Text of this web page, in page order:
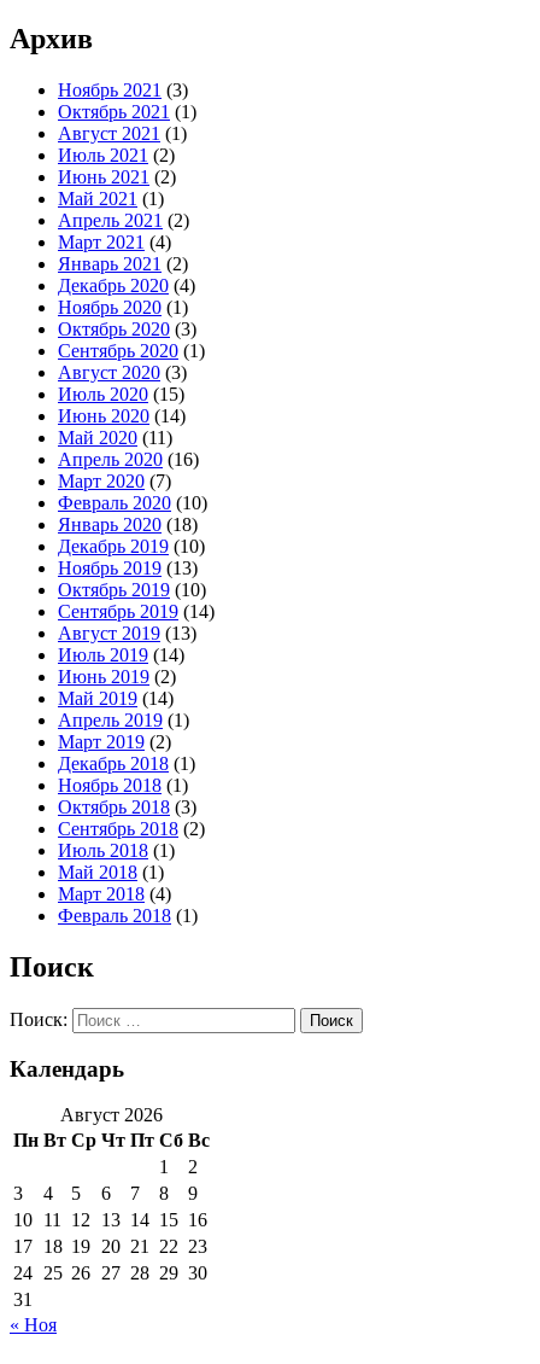
Архив
Ноябрь 2021 (3)
Октябрь 2021 (1)
Август 2021 (1)
Июль 2021 (2)
Июнь 2021 (2)
Май 2021 (1)
Апрель 2021 (2)
Март 2021 (4)
Январь 2021 (2)
Декабрь 2020 (4)
Ноябрь 2020 (1)
Октябрь 2020 (3)
Сентябрь 2020 (1)
Август 2020 (3)
Июль 2020 (15)
Июнь 2020 (14)
Май 2020 (11)
Апрель 2020 (16)
Март 2020 (7)
Февраль 2020 (10)
Январь 2020 (18)
Декабрь 2019 (10)
Ноябрь 2019 (13)
Октябрь 2019 (10)
Сентябрь 2019 (14)
Август 2019 (13)
Июль 2019 (14)
Июнь 2019 (2)
Май 2019 (14)
Апрель 2019 (1)
Март 2019 (2)
Декабрь 2018 (1)
Ноябрь 2018 (1)
Октябрь 2018 (3)
Сентябрь 2018 (2)
Июль 2018 (1)
Май 2018 (1)
Март 2018 (4)
Февраль 2018 (1)
Поиск
Поиск:
Календарь
Август 2026
Пн Вт Ср Чт Пт Сб Вс
1
2
3
4 5 6 7 8
9
10 11 12 13 14 15 16
17 18 19 20 21 22 23
24 25 26 27 28 29 30
31
« Ноя